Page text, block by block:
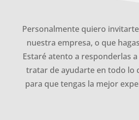
Personalmente quiero
nuestra empresa, o que
Estaré atento a responderlas
tratar de ayudarte en todo lo
para que tengas la mejor